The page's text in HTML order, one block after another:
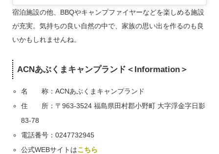
宿泊施設の他、BBQやキャンプファイヤーなどを楽しめる施設
が充実。気持ちの良い自然の中で、家族の思い出を作るのも良
いかもしれませんね。
ACNあぶくまキャンプランド＜Information＞
名 称：ACNあぶくまキャンプランド
住 所：〒963-3524 福島県田村郡小野町 大字浮金字日影
83-78
電話番号：0247732945
公式WEBサイトはこちら